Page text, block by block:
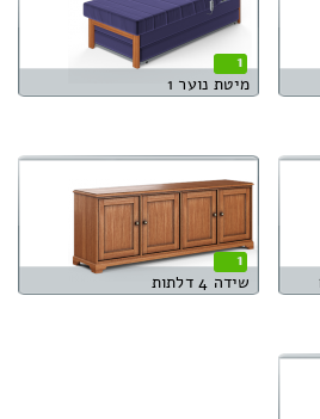
1
מיטת נוער 1
1
שידה 4 דלתות